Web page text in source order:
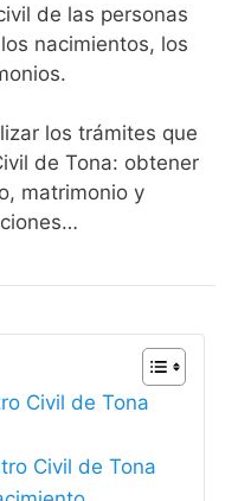
de las personas
nacimientos, los
los trámites que
de Tona: obtener
matrimonio y
Civil de Tona
Civil de Tona